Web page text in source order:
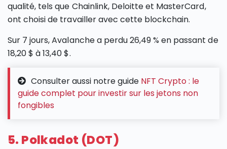
qualité, tels que Chainlink, Deloitte et MasterCard,
ont choisi de travailler avec cette blockchain.
Sur 7 jours, Avalanche a perdu 26,49 % en passant de
18,20 $ à 13,40 $.
Consulter aussi notre guide NFT Crypto : le
guide complet pour investir sur les jetons non
fongibles
5. Polkadot (DOT)